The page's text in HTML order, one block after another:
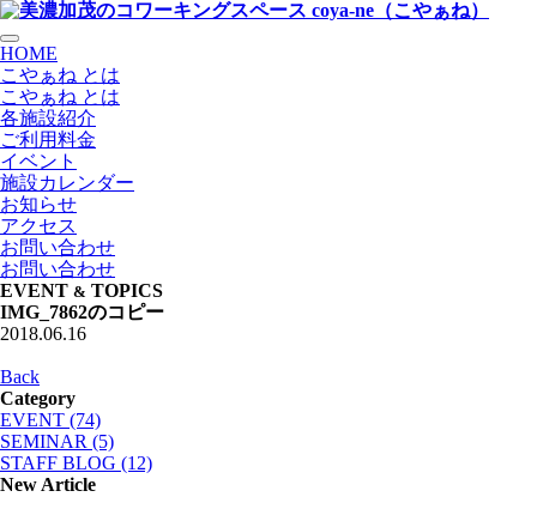
HOME
こやぁね とは
こやぁね とは
各施設紹介
ご利用料金
イベント
施設カレンダー
お知らせ
アクセス
お問い合わせ
お問い合わせ
EVENT & TOPICS
IMG_7862のコピー
2018.06.16
Back
Category
EVENT (74)
SEMINAR (5)
STAFF BLOG (12)
New Article